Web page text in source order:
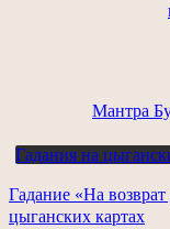
Мантра
Гадания на
Гадание «На возврат
цыганских картах